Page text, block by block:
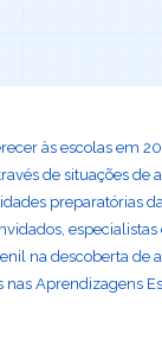
às escolas em
de situações
preparatórias
na descoberta de
Aprendizagens